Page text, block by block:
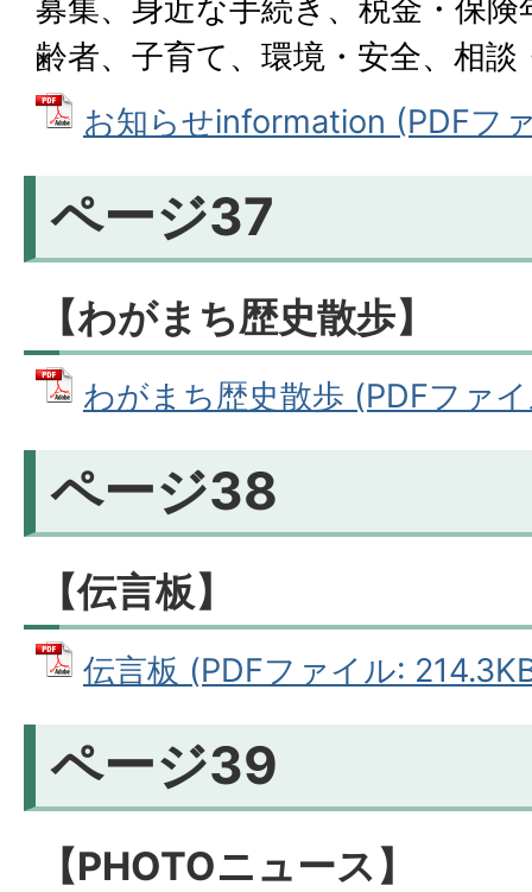
募集、身近な手続き、税金・保
齢者、子育て、環境・安全、相談
お知らせinformation (PDFフ
ページ37
【わがまち歴史散歩】
わがまち歴史散歩 (PDFファ
ページ38
【伝言板】
伝言板 (PDFファイル:
ページ39
【PHOTOニュース】